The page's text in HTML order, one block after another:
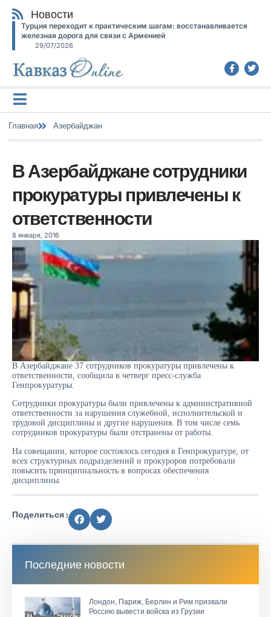
Новости
Турция переходит к практическим шагам: восстанавливается
железная дорога для связи с Арменией
29/07/2026
Главная Азербайджан
В Азербайджане сотрудники
прокуратуры привлечены к
ответственности
8 января, 2016
В Азербайджане 37 сотрудников прокуратуры привлечены к
ответственности, сообщила в четверг пресс-служба
Генпрокуратуры.
Сотрудники прокуратуры были привлечены к административной
ответственности за нарушения служебной, исполнительской и
трудовой дисциплины и другие нарушения. В том числе семь
сотрудников прокуратуры были отстранены от работы.
На совещании, которое состоялось сегодня в Генпрокуратуре, от
всех структурных подразделений и прокуроров потребовали
повысить принципиальность в вопросах обеспечения
дисциплины.
Поделиться :
Последние новости
Лондон, Париж, Берлин и Рим призвали
Россию вывести войска из Грузии